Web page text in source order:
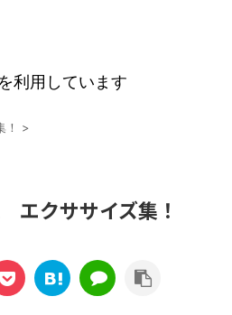
利用しています
>
エクササイズ集！